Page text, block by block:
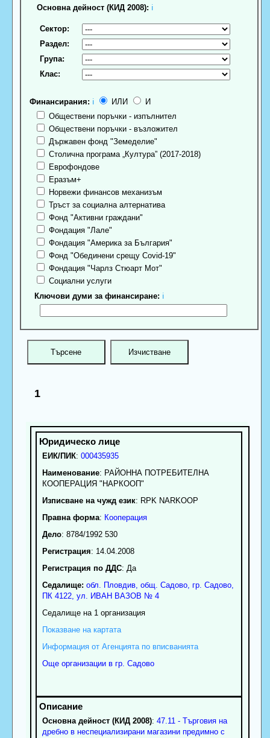
Основна дейност (КИД 2008): ℹ
Сектор:
Раздел:
Група:
Клас:
Финансирания: ℹ ИЛИ
И
Обществени поръчки - изпълнител
Обществени поръчки - възложител
Държавен фонд "Земеделие"
Столична програма „Култура” (2017-2018)
Еврофондове
Еразъм+
Норвежи финансов механизъм
Тръст за социална алтернатива
Фонд "Активни граждани"
Фондация "Лале"
Фондация "Америка за България"
Фонд "Обединени срещу Covid-19"
Фондация "Чарлз Стюарт Мот"
Социални услуги
Ключови думи за финансиране: ℹ
1
ЕИК/ПИК: 000435935
Наименование: РАЙОННА ПОТРЕБИТЕЛНА
КООПЕРАЦИЯ "НАРКООП"
Изписване на чужд език: RPK NARKOOP
Правна форма: Кооперация
Дело: 8784/1992 530
Регистрация: 14.04.2008
Регистрация по ДДС: Да
Седалище: обл. Пловдив, общ. Садово, гр. Садово,
ПК 4122, ул. ИВАН ВАЗОВ № 4
Седалище на 1 организация
Показване на картата
Информация от Агенцията по вписванията
Още организации в гр. Садово
Основна дейност (КИД 2008): 47.11 - Търговия на
дребно в неспециализирани магазини предимно с